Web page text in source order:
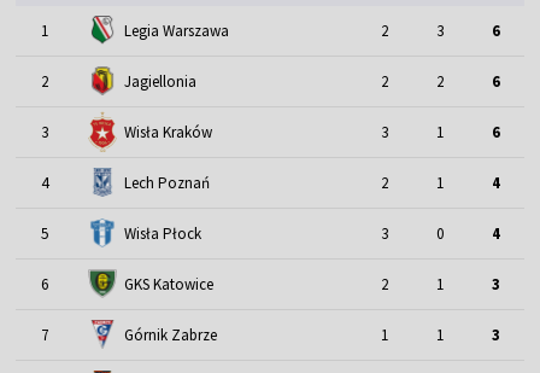
1 Legia Warszawa 2 3 6
2 Jagiellonia 2 2 6
3 Wisła Kraków 3 1 6
4 Lech Poznań 2 1 4
5 Wisła Płock 3 0 4
6 GKS Katowice 2 1 3
7 Górnik Zabrze 1 1 3